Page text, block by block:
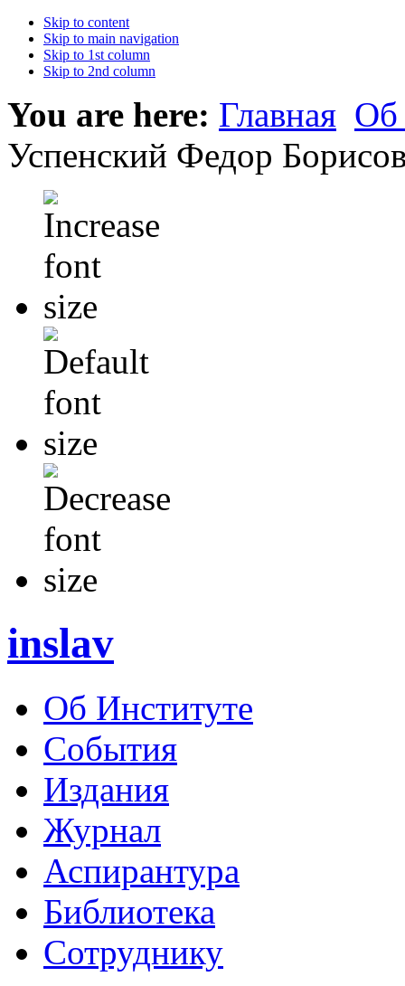
Skip to content
Skip to main navigation
Skip to 1st column
Skip to 2nd column
You are here: Главная Об
Успенский Федор
inslav
Об Институте
События
Издания
Журнал
Аспирантура
Библиотека
Сотруднику